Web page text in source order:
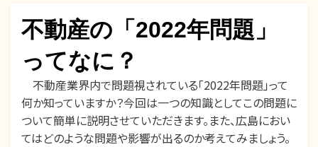
不動産の「2022年問題」
ってなに？
投稿者 maedahousing
投
稿
日:
2022年2月24日
不動産業界内で問題視されている「2022年問題」って
何か知っていますか？今回は一つの知識としてこの問題に
ついて簡単に説明させていただきます。また、広島におい
てはどのような問題や影響が出るのか考えてみましょう。